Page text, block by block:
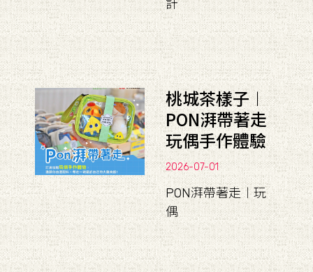
計
桃城茶樣子︱
PON湃帶著走
玩偶手作體驗
2026-07-01
PON湃帶著走︱玩
偶